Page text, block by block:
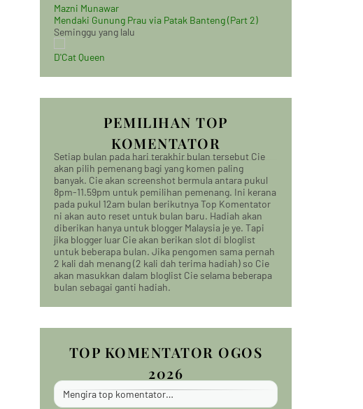
Mazni Munawar
Mendaki Gunung Prau via Patak Banteng (Part 2)
Seminggu yang lalu
D'Cat Queen
PEMILIHAN TOP
KOMENTATOR
Setiap bulan pada hari terakhir bulan tersebut Cie
akan pilih pemenang bagi yang komen paling
banyak. Cie akan screenshot bermula antara pukul
8pm-11.59pm untuk pemilihan pemenang. Ini kerana
pada pukul 12am bulan berikutnya Top Komentator
ni akan auto reset untuk bulan baru. Hadiah akan
diberikan hanya untuk blogger Malaysia je ye. Tapi
jika blogger luar Cie akan berikan slot di bloglist
untuk beberapa bulan. Jika pengomen sama pernah
2 kali dah menang (2 kali dah terima hadiah) so Cie
akan masukkan dalam bloglist Cie selama beberapa
bulan sebagai ganti hadiah.
TOP KOMENTATOR OGOS
2026
Mengira top komentator…